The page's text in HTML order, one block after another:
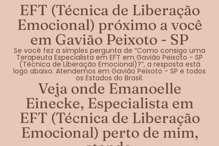
EFT (Técnica de Liberação
Emocional) próximo a você
em Gavião Peixoto - SP
Se você fez a simples pergunta de “Como consigo uma
Terapeuta Especialista em EFT em Gavião Peixoto - SP
(Técnica de Liberação Emocional)?”, a resposta está
logo abaixo. Atendemos em Gavião Peixoto - SP e todos
os Estados do Brasil.
Veja onde Emanoelle
Einecke, Especialista em
EFT (Técnica de Liberação
Emocional) perto de mim,